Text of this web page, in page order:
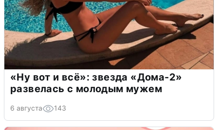
«Ну вот и всё»: звезда «Дома-2»
развелась с молодым мужем
6 августа 143